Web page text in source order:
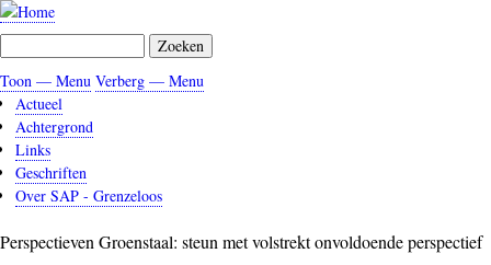
Overslaan
en
naar
de
inhoud
gaan
Menu
Toon — Menu Verberg — Menu
Actueel
Achtergrond
Links
Geschriften
Over SAP - Grenzeloos
Perspectieven Groenstaal: steun met volstrekt onvoldoende perspectief